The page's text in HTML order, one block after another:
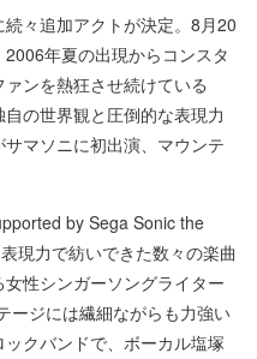
々追加アクトが決定。8月20
年夏の出現からコンスタ
ンを熱狂させ続けている
自の世界観と圧倒的な表現力
マソニに初出演、マウンテ
by Sega Sonic the
現力で紡いできた数々の楽曲
性シンガーソングライター
ージには繊細ながらも力強い
クバンドで、ボーカル塩塚